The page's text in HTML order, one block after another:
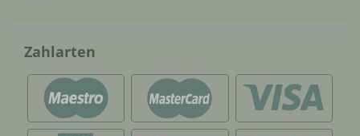
Zahlarten